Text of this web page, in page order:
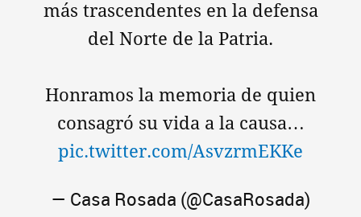
más trascendentes en la defensa
del Norte de la Patria.
Honramos la memoria de quien
consagró su vida a la causa…
pic.twitter.com/AsvzrmEKKe
— Casa Rosada (@CasaRosada)